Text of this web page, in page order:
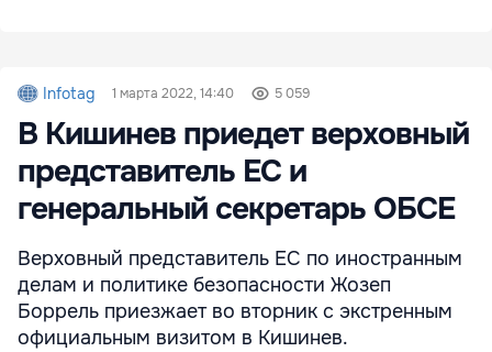
Infotag 1 марта 2022, 14:40 5 059
В Кишинев приедет верховный
представитель ЕС и
генеральный секретарь ОБСЕ
Верховный представитель ЕС по иностранным
делам и политике безопасности Жозеп
Боррель приезжает во вторник с экстренным
официальным визитом в Кишинев.